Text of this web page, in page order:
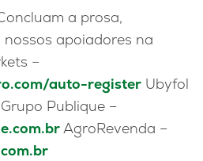
a prosa,
apoiadores na
–
auto-register Ubyfol
Grupo Publique –
AgroRevenda –